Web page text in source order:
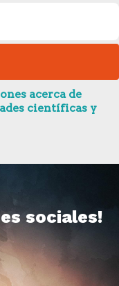
acerca de
científicas y
sociales!